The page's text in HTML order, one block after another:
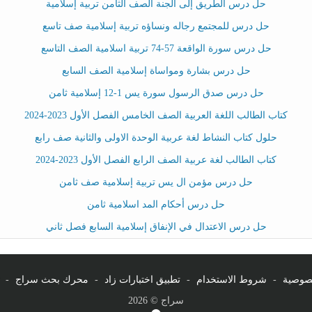
حل درس الطريق إلى الجنة الصف الثامن تربية إسلامية
حل درس للمجتمع رجاله ونساؤه تربية إسلامية صف تاسع
حل درس سورة الواقعة 57-74 تربية اسلامية الصف التاسع
حل درس بشارة ومواساة إسلامية الصف السابع
حل درس صدق الرسول سورة يس 1-12 إسلامية ثامن
كتاب الطالب اللغة العربية الصف الخامس الفصل الأول 2023-2024
حلول كتاب النشاط لغة عربية الوحدة الاولى والثانية صف رابع
كتاب الطالب لغة عربية الصف الرابع الفصل الأول 2023-2024
حل درس مؤمن ال يس تربية إسلامية صف ثامن
حل درس أحكام المد اسلامية ثامن
حل درس الاعتدال في الإنفاق إسلامية السابع فصل ثاني
- شروط الاستخدام - تطبيق اختبارات زاد - محرك بحث سراج -
سراج © 2026